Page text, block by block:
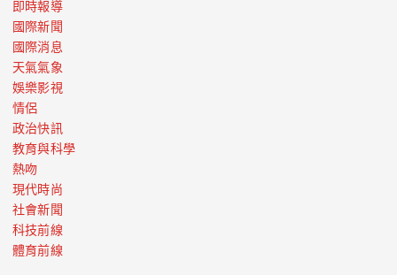
即時報導
國際新聞
國際消息
天氣氣象
娛樂影視
情侶
政治快訊
教育與科學
熱吻
現代時尚
社會新聞
科技前線
體育前線